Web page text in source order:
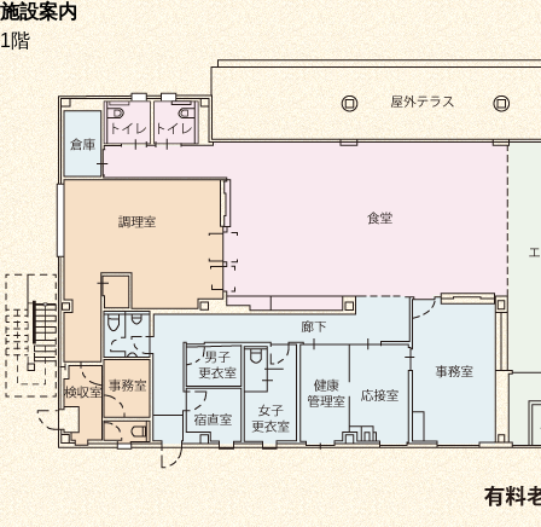
施設案内
1階